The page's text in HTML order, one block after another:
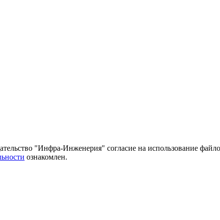
"Инфра-Инженерия" согласие на использование
ознакомлен.